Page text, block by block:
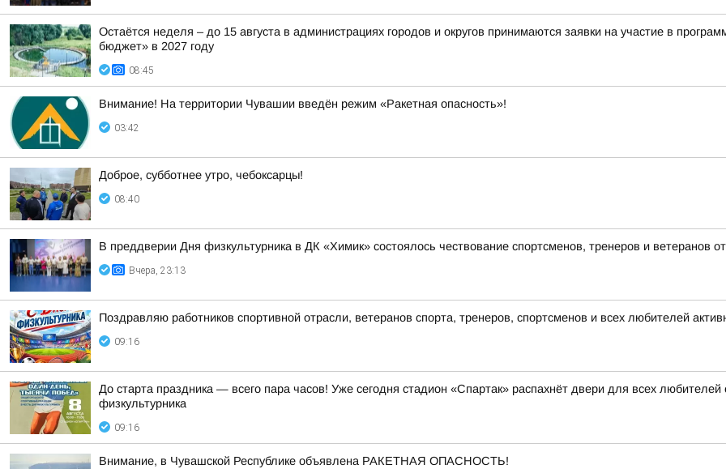
Остаётся неделя – до 15 августа в администрациях городов и округов принимаются заявки на участие в
бюджет» в 2027 году
08:45
Внимание! На территории Чувашии введён режим «Ракетная опасность»!
03:42
Доброе, субботнее утро, чебоксарцы!
08:40
В преддверии Дня физкультурника в ДК «Химик» состоялось чествование спортсменов, тренеров и ветеранов
Вчера, 23:13
Поздравляю работников спортивной отрасли, ветеранов спорта, тренеров, спортсменов и всех любителей
09:16
До старта праздника — всего пара часов! Уже сегодня стадион «Спартак» распахнёт двери для всех
физкультурника
09:16
Внимание, в Чувашской Республике объявлена РАКЕТНАЯ ОПАСНОСТЬ!